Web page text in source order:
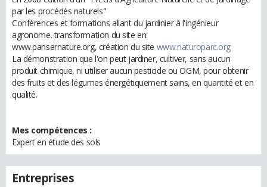
par les procédés naturels"
Conférences et formations allant du jardinier à l'ingénieur
agronome. transformation du site en:
www.pansernature.org, création du site www.naturoparc.org
La démonstration que l'on peut jardiner, cultiver, sans aucun
produit chimique, ni utiliser aucun pesticide ou OGM, pour obtenir
des fruits et des légumes énergétiquement sains, en quantité et en
qualité.
Mes compétences :
Expert en étude des sols
Entreprises